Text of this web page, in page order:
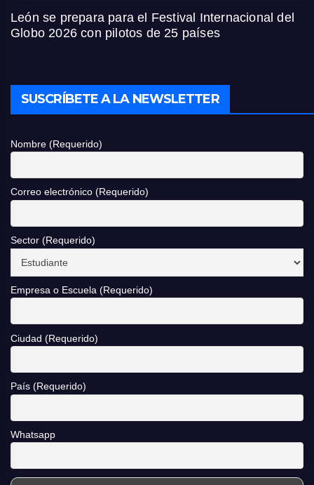
León se prepara para el Festival Internacional del
Globo 2026 con pilotos de 25 países
SUSCRÍBETE A LA NEWSLETTER
Nombre (Requerido)
Correo electrónico (Requerido)
Sector (Requerido)
Empresa o Escuela (Requerido)
Ciudad (Requerido)
País (Requerido)
Whatsapp